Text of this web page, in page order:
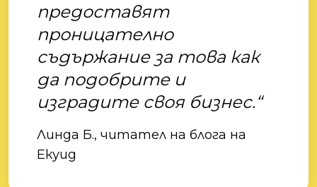
предоставят
проницателно
съдържание за това как
да подобрите и
изградите своя бизнес.“
Линда Б., читател на блога на
Екуид